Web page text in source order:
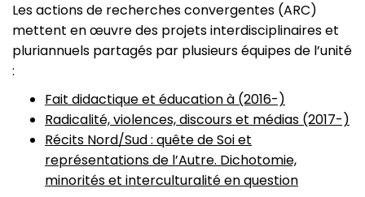
Les actions de recherches convergentes (ARC)
mettent en œuvre des projets interdisciplinaires et
pluriannuels partagés par plusieurs équipes de l’unité
:
Fait didactique et éducation à (2016-)
Radicalité, violences, discours et médias (2017-)
Récits Nord/Sud : quête de Soi et
représentations de l’Autre. Dichotomie,
minorités et interculturalité en question